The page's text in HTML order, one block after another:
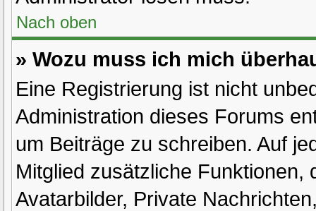
Nach oben
» Wozu muss ich mich
Eine Registrierung ist nicht
Administration dieses Forums
um Beiträge zu schreiben. Auf
Mitglied zusätzliche Funktionen,
Avatarbilder, Private